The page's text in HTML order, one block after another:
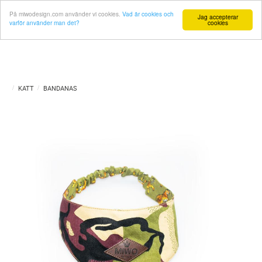
Jag accepterar
cookies
På miwodesign.com använder vi cookies. Vad är cookies och
varför använder man det?
KATT BANDANAS